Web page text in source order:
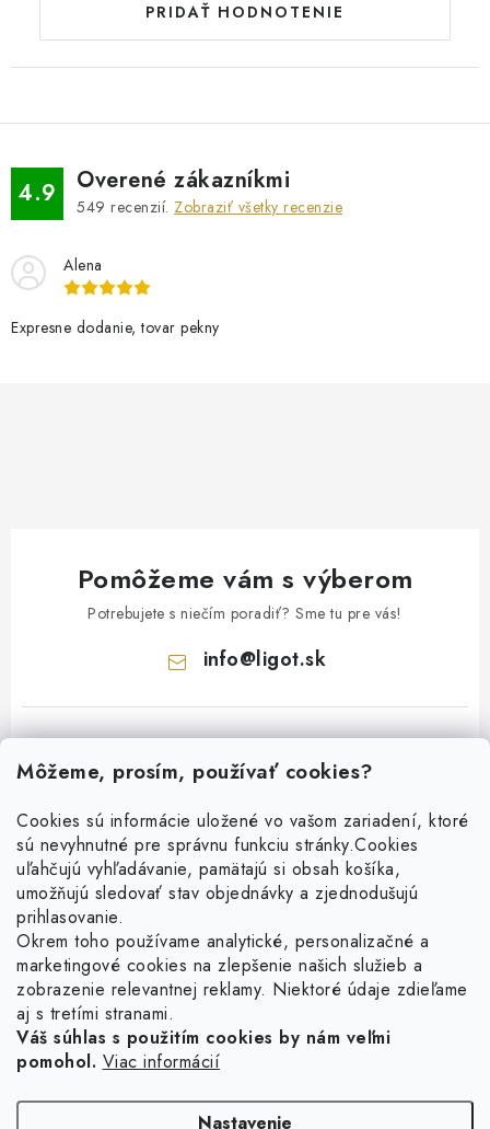
Môžeme, prosím, používať cookies?
Cookies sú informácie uložené vo vašom zariadení, ktoré
sú nevyhnutné pre správnu funkciu stránky.Cookies
uľahčujú vyhľadávanie, pamätajú si obsah košíka,
umožňujú sledovať stav objednávky a zjednodušujú
prihlasovanie.
Okrem toho používame analytické, personalizačné a
marketingové cookies na zlepšenie našich služieb a
zobrazenie relevantnej reklamy. Niektoré údaje zdieľame
aj s tretími stranami.
Váš súhlas s použitím cookies by nám veľmi
pomohol. Viac informácií
Nastavenie
PRIDAŤ HODNOTENIE
4.9 Overené zákazníkmi
549 recenzií. Zobraziť všetky recenzie
Alena
Expresne dodanie, tovar pekny
Pomôžeme vám s výberom
Potrebujete s niečím poradiť? Sme tu pre vás!
info@ligot.sk
Facebook
Obľúbené šperky
Náušnice
Prstene
Informácie pre vás